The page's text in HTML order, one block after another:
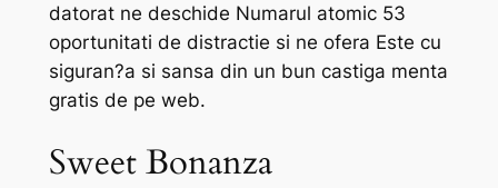
datorat ne deschide Numarul atomic 53
oportunitati de distractie si ne ofera Este cu
siguran?a si sansa din un bun castiga menta
gratis de pe web.
Sweet Bonanza